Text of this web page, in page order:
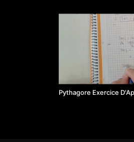
Pythagore Exercice